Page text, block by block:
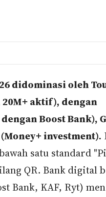
didominasi oleh
20M+ aktif), dengan
Boost Bank),
investment).
satu standard
QR. Bank digital
Bank, KAF, Ryt)